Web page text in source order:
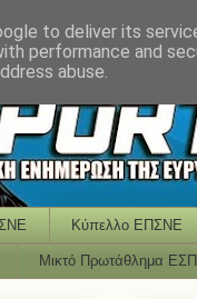
Κύπελλο ΕΠΣΝΕ
Μικτό Πρωτάθλημα
to deliver its
performance and
abuse.